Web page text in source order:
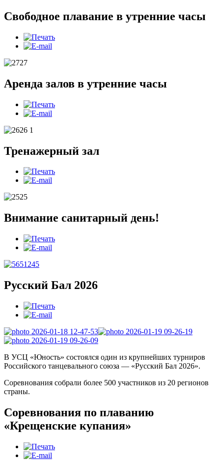
Свободное плавание в утренние часы
Аренда залов в утренние часы
Тренажерный зал
Внимание санитарный день!
Русский Бал 2026
В УСЦ «Юность» состоялся один из крупнейших турниров
Российского танцевального союза — «Русский Бал 2026».
Соревнования собрали более 500 участников из 20 регионов
страны.
Соревнования по плаванию
«Крещенские купания»